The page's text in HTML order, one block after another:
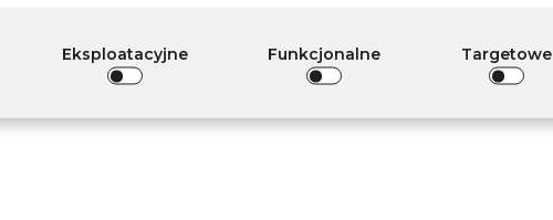
Eksploatacyjne Funkcjonalne Targetowe